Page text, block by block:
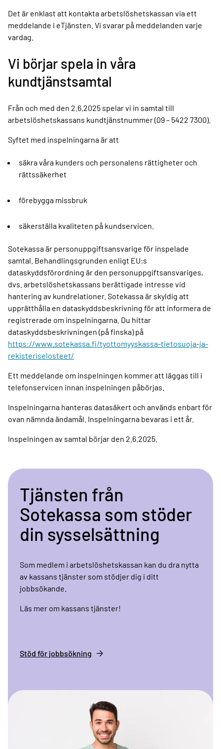
Det är enklast att kontakta arbetslöshetskassan via ett
meddelande i eTjänsten. Vi svarar på meddelanden varje
vardag.
Vi börjar spela in våra
kundtjänstsamtal
Från och med den 2.6.2025 spelar vi in samtal till
arbetslöshetskassans kundtjänstnummer (09 – 5422 7300).
Syftet med inspelningarna är att
säkra våra kunders och personalens rättigheter och
rättssäkerhet
förebygga missbruk
säkerställa kvaliteten på kundservicen.
Sotekassa är personuppgiftsansvarige för inspelade
samtal. Behandlingsgrunden enligt EU:s
dataskyddsförordning är den personuppgiftsansvariges,
dvs. arbetslöshetskassans berättigade intresse vid
hantering av kundrelationer. Sotekassa är skyldig att
upprätthålla en dataskyddsbeskrivning för att informera de
registrerade om inspelningarna. Du hittar
dataskyddsbeskrivningen (på finska) på
https://www.sotekassa.fi/tyottomyyskassa-tietosuoja-ja-
rekisteriselosteet/
Ett meddelande om inspelningen kommer att läggas till i
telefonservicen innan inspelningen påbörjas.
Inspelningarna hanteras datasäkert och används enbart för
ovan nämnda ändamål. Inspelningarna bevaras i ett år.
Inspelningen av samtal börjar den 2.6.2025.
Tjänsten från
Sotekassa som stöder
din sysselsättning
Som medlem i arbetslöshetskassan kan du dra nytta
av kassans tjänster som stödjer dig i ditt
jobbsökande.
Läs mer om kassans tjänster!
Stöd för jobbsökning